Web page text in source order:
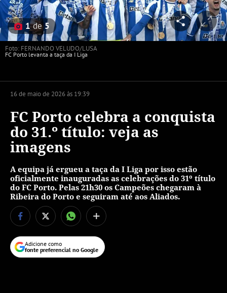
1de5
FC Porto levanta a taça da I Liga
Foto: FERNANDO VELUDO/LUSA
16 de maio de 2026 às 19:39
FC Porto celebra a conquista
do 31.º título: veja as
imagens
A equipa já ergueu a taça da I Liga por isso estão
oficialmente inauguradas as celebrações do 31º título
do FC Porto. Pelas 21h30 os Campeões chegaram à
Ribeira do Porto e seguiram até aos Aliados.
+
Adicione como
fonte preferencial no Google